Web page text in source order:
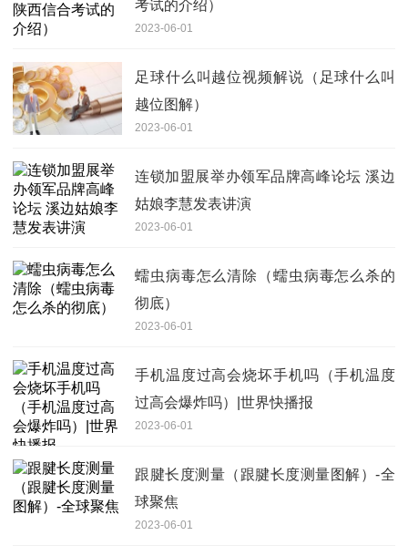
考试的介绍）
2023-06-01
足球什么叫越位视频解说（足球什么叫
越位图解）
2023-06-01
连锁加盟展举办领军品牌高峰论坛 溪边
姑娘李慧发表讲演
2023-06-01
蠕虫病毒怎么清除（蠕虫病毒怎么杀的
彻底）
2023-06-01
手机温度过高会烧坏手机吗（手机温度
过高会爆炸吗）|世界快播报
2023-06-01
跟腱长度测量（跟腱长度测量图解）-全
球聚焦
2023-06-01